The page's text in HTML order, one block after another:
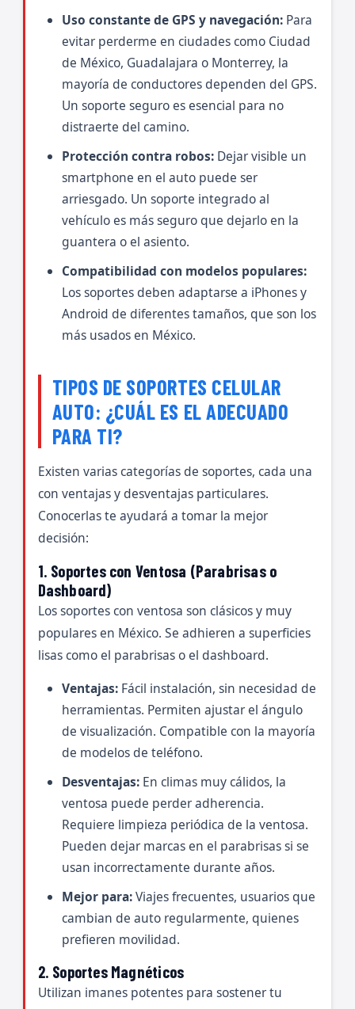
Uso constante de GPS y navegación:Para
evitar perderme en ciudades como Ciudad
de México, Guadalajara o Monterrey, la
mayoría de conductores dependen del GPS.
Un soporte seguro es esencial para no
distraerte del camino.
Protección contra robos:Dejar visible un
smartphone en el auto puede ser
arriesgado. Un soporte integrado al
vehículo es más seguro que dejarlo en la
guantera o el asiento.
Compatibilidad con modelos populares:
Los soportes deben adaptarse a iPhones y
Android de diferentes tamaños, que son los
más usados en México.
TIPOS DE SOPORTES CELULAR
AUTO: ¿CUÁL ES EL ADECUADO
PARA TI?
Existen varias categorías de soportes, cada una
con ventajas y desventajas particulares.
Conocerlas te ayudará a tomar la mejor
decisión:
1. Soportes con Ventosa (Parabrisas o
Dashboard)
Los soportes con ventosa son clásicos y muy
populares en México. Se adhieren a superficies
lisas como el parabrisas o el dashboard.
Ventajas:Fácil instalación, sin necesidad de
herramientas. Permiten ajustar el ángulo
de visualización. Compatible con la mayoría
de modelos de teléfono.
Desventajas:En climas muy cálidos, la
ventosa puede perder adherencia.
Requiere limpieza periódica de la ventosa.
Pueden dejar marcas en el parabrisas si se
usan incorrectamente durante años.
Mejor para:Viajes frecuentes, usuarios que
cambian de auto regularmente, quienes
prefieren movilidad.
2. Soportes Magnéticos
Utilizan imanes potentes para sostener tu